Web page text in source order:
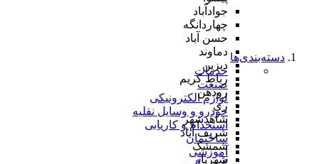
جوادآباد
چهاردانگه
حسن آباد
دماوند
دیزین
رباط کریم
رودهن
ری
شاهدشهر
شریف آباد
شمشک
شهریار
دسته‌بندی‌ها
خدمات
صنعت
لوازم الکترونیکی
خودرو و وسایل نقلیه
استخدام و کاریابی
ساختمان
آموزشی